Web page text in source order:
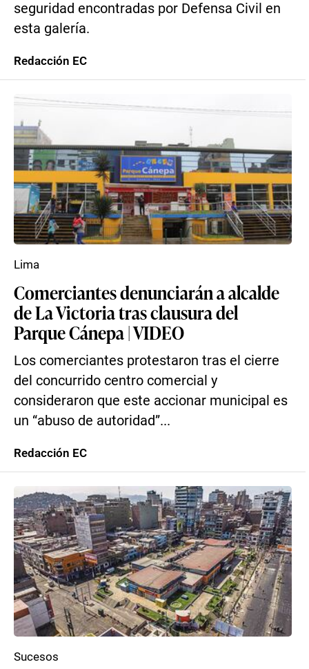
seguridad encontradas por Defensa Civil en
esta galería.
Redacción EC
Comerciantes denunciarán a alcalde
de La Victoria tras clausura del
Parque Cánepa | VIDEO
Los comerciantes protestaron tras el cierre
del concurrido centro comercial y
consideraron que este accionar municipal es
un “abuso de autoridad”...
Lima
Redacción EC
Sucesos